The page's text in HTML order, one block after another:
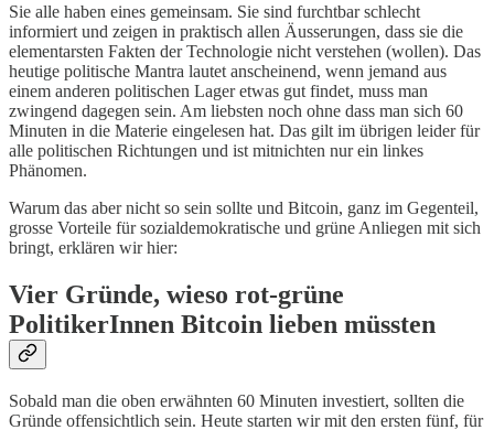
Sie alle haben eines gemeinsam. Sie sind furchtbar schlecht
informiert und zeigen in praktisch allen Äusserungen, dass sie die
elementarsten Fakten der Technologie nicht verstehen (wollen). Das
heutige politische Mantra lautet anscheinend, wenn jemand aus
einem anderen politischen Lager etwas gut findet, muss man
zwingend dagegen sein. Am liebsten noch ohne dass man sich 60
Minuten in die Materie eingelesen hat. Das gilt im übrigen leider für
alle politischen Richtungen und ist mitnichten nur ein linkes
Phänomen.
Warum das aber nicht so sein sollte und Bitcoin, ganz im Gegenteil,
grosse Vorteile für sozialdemokratische und grüne Anliegen mit sich
bringt, erklären wir hier:
Vier Gründe, wieso rot-grüne
PolitikerInnen Bitcoin lieben müssten
Sobald man die oben erwähnten 60 Minuten investiert, sollten die
Gründe offensichtlich sein. Heute starten wir mit den ersten fünf, für